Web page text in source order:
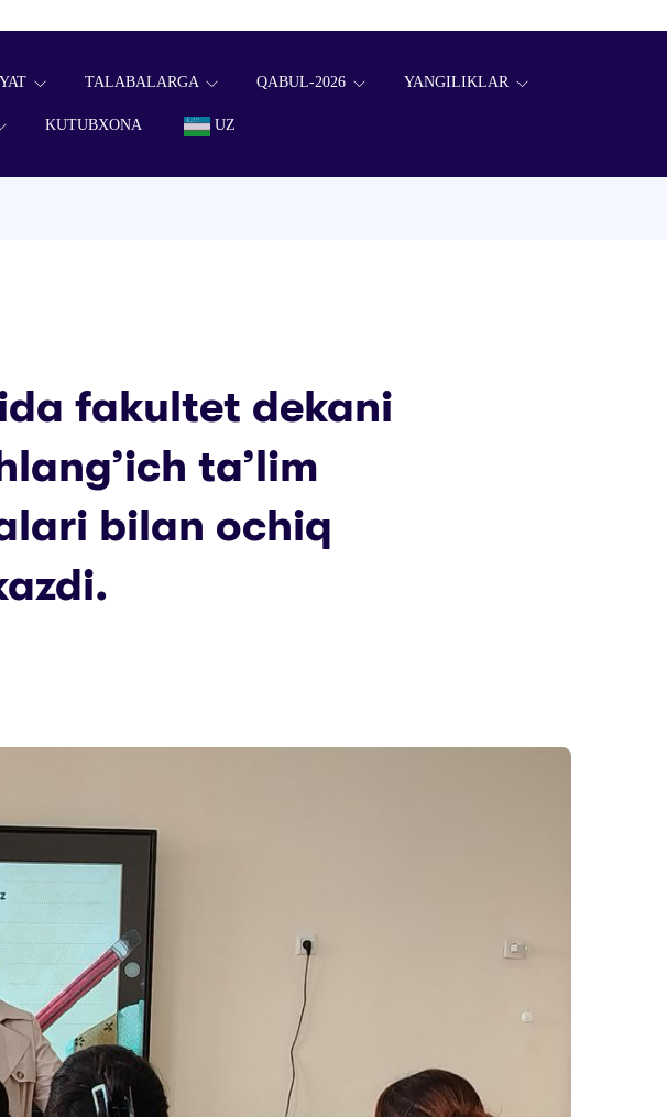
TALABALARGA QABUL-2026 YANGILIKLAR
KUTUBXONA UZ
fakultet dekani
ta’lim
bilan ochiq